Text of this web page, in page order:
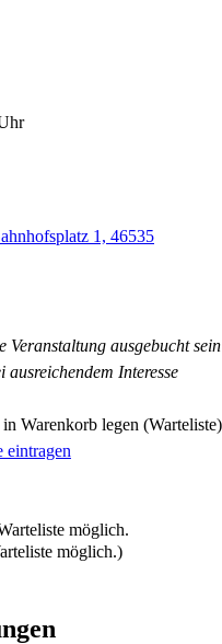
1, 46535
Veranstaltung ausgebucht sein
Interesse
Warenkorb legen (Warteliste)
eintragen
möglich.)